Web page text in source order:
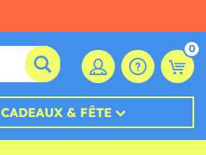
0
CADEAUX & FÊTE